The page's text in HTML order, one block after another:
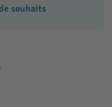
souhaits